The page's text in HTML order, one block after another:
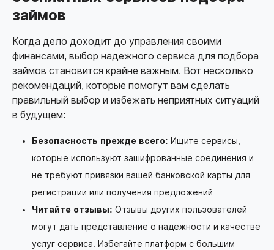
займов
Когда дело доходит до управления своими
финансами, выбор надежного сервиса для подбора
займов становится крайне важным. Вот несколько
рекомендаций, которые помогут вам сделать
правильный выбор и избежать неприятных ситуаций
в будущем:
Безопасность прежде всего: Ищите сервисы,
которые используют зашифрованные соединения и
не требуют привязки вашей банковской карты для
регистрации или получения предложений.
Читайте отзывы: Отзывы других пользователей
могут дать представление о надежности и качестве
услуг сервиса. Избегайте платформ с большим